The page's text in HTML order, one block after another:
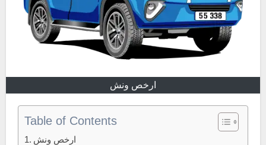
ارخص ونش
Table of Contents
ارخص ونش